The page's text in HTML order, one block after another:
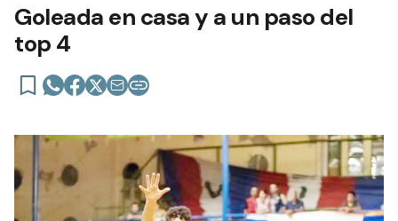
Goleada en casa y a un paso del
top 4